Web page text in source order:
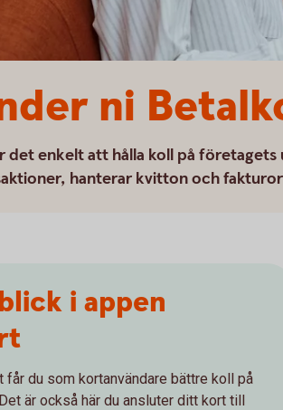
ni
enkelt att hålla koll på företagets
hanterar kvitton och
i appen
får du som kortanvändare bättre koll på
är också här du ansluter ditt kort till